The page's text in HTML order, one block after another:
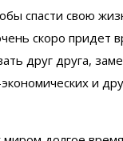
спасти свою
скоро придет
друг друга,
и